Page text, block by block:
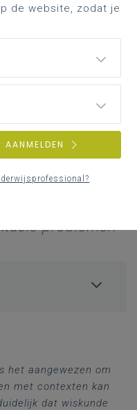
is het
te werken.
aandacht
van de
problemen
het aangewezen om
met contexten kan
dat wiskunde
de website, zodat je
AANMELDEN